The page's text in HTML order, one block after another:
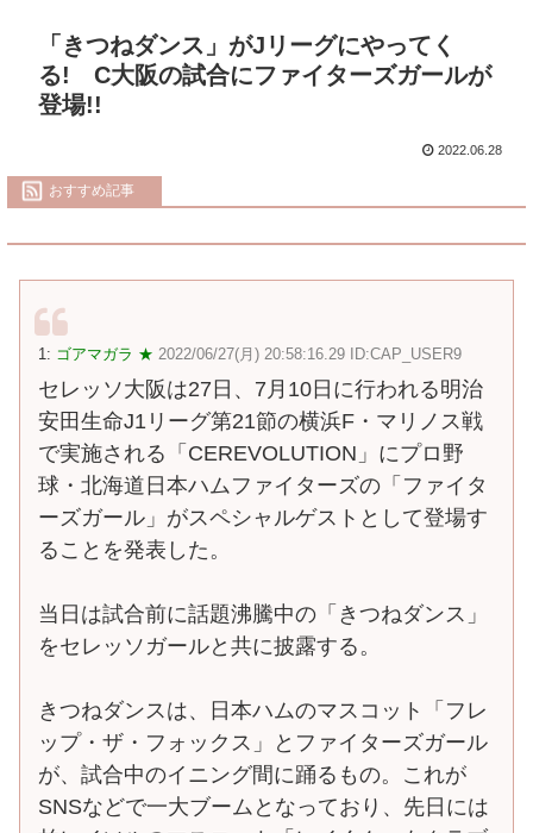
「きつねダンス」がJリーグにやってく
る! C大阪の試合にファイターズガールが
登場!!
2022.06.28
おすすめ記事
1: ゴアマガラ ★ 2022/06/27(月) 20:58:16.29 ID:CAP_USER9
セレッソ大阪は27日、7月10日に行われる明治
安田生命J1リーグ第21節の横浜F・マリノス戦
で実施される「CEREVOLUTION」にプロ野
球・北海道日本ハムファイターズの「ファイタ
ーズガール」がスペシャルゲストとして登場す
ることを発表した。
当日は試合前に話題沸騰中の「きつねダンス」
をセレッソガールと共に披露する。
きつねダンスは、日本ハムのマスコット「フレ
ップ・ザ・フォックス」とファイターズガール
が、試合中のイニング間に踊るもの。これが
SNSなどで一大ブームとなっており、先日には